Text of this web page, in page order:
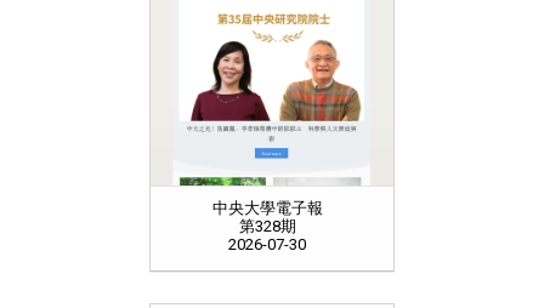
中央大學電子報
第328期
2026-07-30